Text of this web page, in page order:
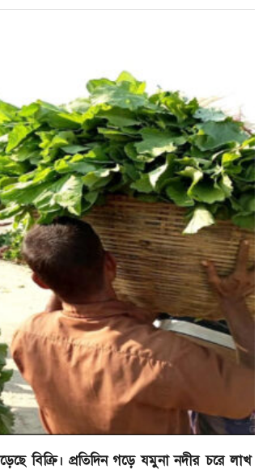
বিক্রি। প্রতিদিন গড়ে যমুনা নদীর চরে লাখ